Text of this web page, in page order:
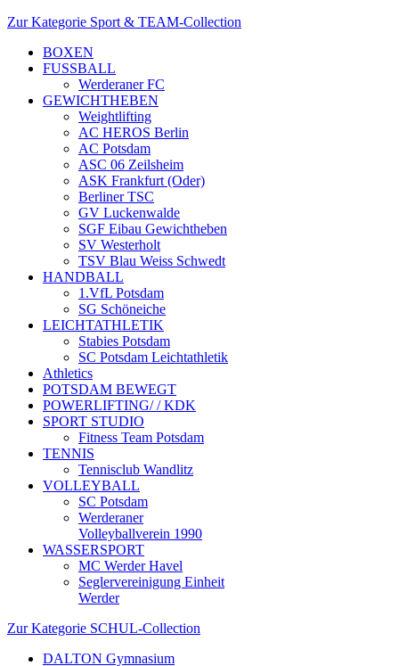
Zur Kategorie Sport & TEAM-Collection
BOXEN
FUSSBALL
Werderaner FC
GEWICHTHEBEN
Weightlifting
AC HEROS Berlin
AC Potsdam
ASC 06 Zeilsheim
ASK Frankfurt (Oder)
Berliner TSC
GV Luckenwalde
SGF Eibau Gewichtheben
SV Westerholt
TSV Blau Weiss Schwedt
HANDBALL
1.VfL Potsdam
SG Schöneiche
LEICHTATHLETIK
Stabies Potsdam
SC Potsdam Leichtathletik
Athletics
POTSDAM BEWEGT
POWERLIFTING/ / KDK
SPORT STUDIO
Fitness Team Potsdam
TENNIS
Tennisclub Wandlitz
VOLLEYBALL
SC Potsdam
Werderaner
Volleyballverein 1990
WASSERSPORT
MC Werder Havel
Seglervereinigung Einheit
Werder
Zur Kategorie SCHUL-Collection
DALTON Gymnasium